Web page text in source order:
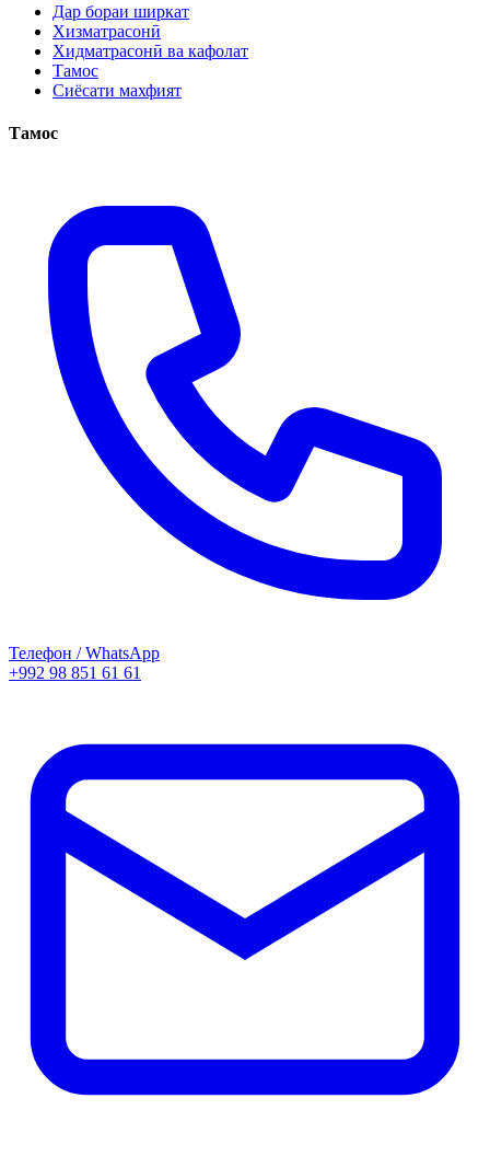
Дар бораи ширкат
Хизматрасонӣ
Хидматрасонӣ ва кафолат
Тамос
Сиёсати махфият
Тамос
Телефон / WhatsApp
+992 98 851 61 61